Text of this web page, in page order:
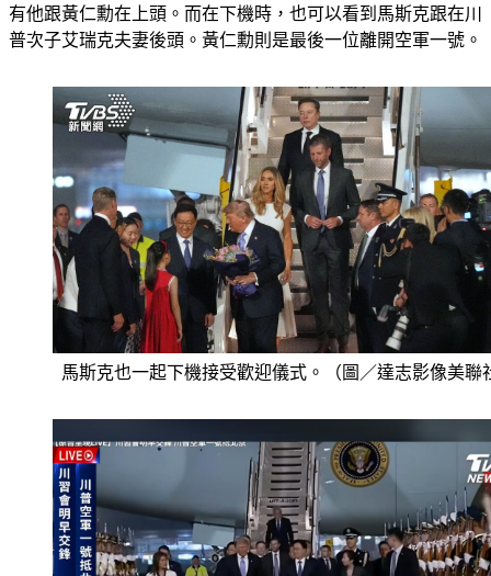
拉執行長馬斯克才在X上發文，表示空軍一號上，企業領袖只
有他跟黃仁勳在上頭。而在下機時，也可以看到馬斯克跟在川